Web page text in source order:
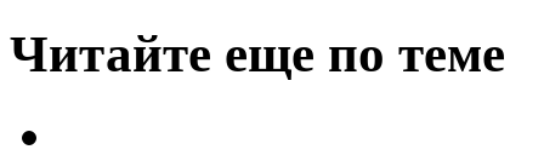
Читайте еще по теме